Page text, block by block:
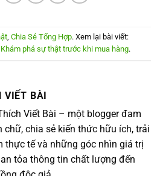
Chia Sẻ Tổng Hợp. Xem lại bài viết:
phá sự thật trước khi mua hàng.
VIẾT BÀI
Viết Bài – một blogger đam
chữ, chia sẻ kiến thức hữu ích, trải
thực tế và những góc nhìn giá trị
tỏa thông tin chất lượng đến